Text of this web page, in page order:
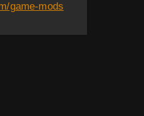
game-mods